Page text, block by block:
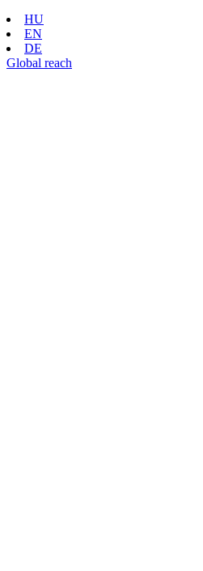
HU
EN
DE
Global reach